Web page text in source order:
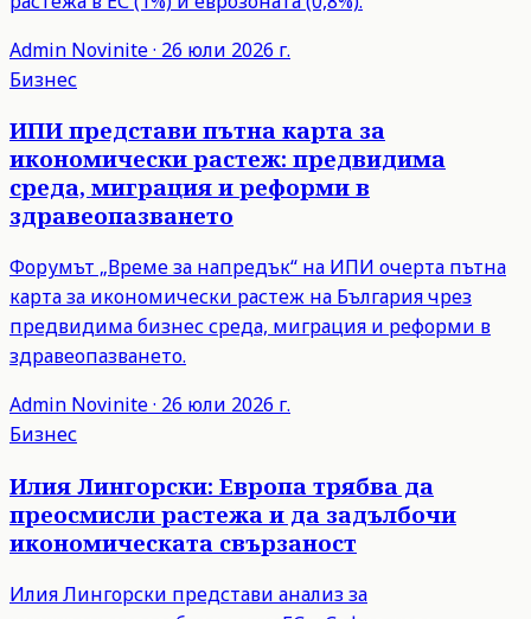
Admin Novinite· 26 юли 2026 г.
Бизнес
ИПИ представи пътна карта за
икономически растеж: предвидима
среда, миграция и реформи в
здравеопазването
Форумът „Време за напредък“ на ИПИ очерта пътна
карта за икономически растеж на България чрез
предвидима бизнес среда, миграция и реформи в
здравеопазването.
Admin Novinite· 26 юли 2026 г.
Бизнес
Илия Лингорски: Европа трябва да
преосмисли растежа и да задълбочи
икономическата свързаност
Илия Лингорски представи анализ за